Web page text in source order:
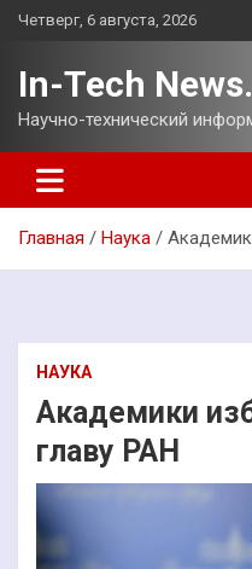
Перейти
Четверг, 6 августа, 2026
In-Tech News.
Научно-технический
Главная Наука
НАУКА
Академики
главу РАН